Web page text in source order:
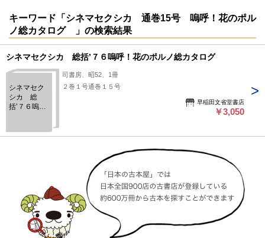
キーワード「シネマセクシカ 通巻15号 嗚呼！花のポル
ノ総カタログ 」の検索結果
シネマセクシカ 総括’７６嗚呼！花のポルノ総カタログ
シネマセク
シカ 総
括’７６嗚
ログ
司書房、昭52、1冊
２巻１号通巻１５号
早稲田文省堂書店
￥3,050